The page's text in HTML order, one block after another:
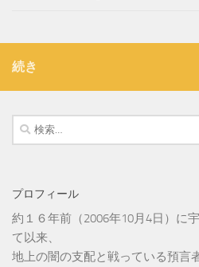
続き
検
索:
プロフィール
約１６年前（2006年10月4日）に
て以来、
地上の闇の支配と戦っている預言